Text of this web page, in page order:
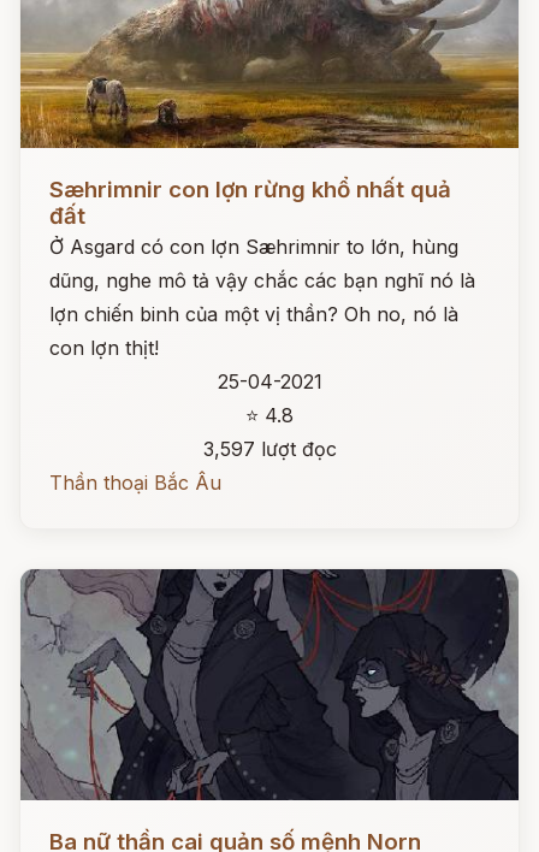
Sæhrimnir con lợn rừng khổ nhất quả
đất
Ở Asgard có con lợn Sæhrimnir to lớn, hùng
dũng, nghe mô tả vậy chắc các bạn nghĩ nó là
lợn chiến binh của một vị thần? Oh no, nó là
con lợn thịt!
25-04-2021
⭐ 4.8
3,597 lượt đọc
Thần thoại Bắc Âu
Ba nữ thần cai quản số mệnh Norn